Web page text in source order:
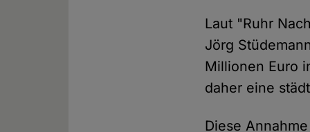
Laut "Ruhr
Jörg
Millionen Euro
daher eine
Diese